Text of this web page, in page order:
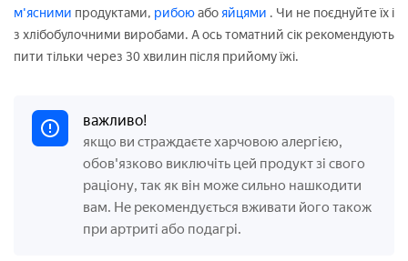
м'ясними продуктами, рибоюабояйцями . Чи не поєднуйте їх і
з хлібобулочними виробами. А ось томатний сік рекомендують
пити тільки через 30 хвилин після прийому їжі.
важливо!
якщо ви страждаєте харчовою алергією,
обов'язково виключіть цей продукт зі свого
раціону, так як він може сильно нашкодити
вам. Не рекомендується вживати його також
при артриті або подагрі.